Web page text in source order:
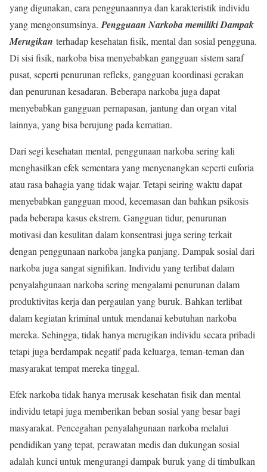
yang digunakan, cara penggunaannya dan karakteristik individu
yang mengonsumsinya. Pengguaan Narkoba memiliki Dampak
Merugikan terhadap kesehatan fisik, mental dan sosial pengguna.
Di sisi fisik, narkoba bisa menyebabkan gangguan sistem saraf
pusat, seperti penurunan refleks, gangguan koordinasi gerakan
dan penurunan kesadaran. Beberapa narkoba juga dapat
menyebabkan gangguan pernapasan, jantung dan organ vital
lainnya, yang bisa berujung pada kematian.
Dari segi kesehatan mental, penggunaan narkoba sering kali
menghasilkan efek sementara yang menyenangkan seperti euforia
atau rasa bahagia yang tidak wajar. Tetapi seiring waktu dapat
menyebabkan gangguan mood, kecemasan dan bahkan psikosis
pada beberapa kasus ekstrem. Gangguan tidur, penurunan
motivasi dan kesulitan dalam konsentrasi juga sering terkait
dengan penggunaan narkoba jangka panjang. Dampak sosial dari
narkoba juga sangat signifikan. Individu yang terlibat dalam
penyalahgunaan narkoba sering mengalami penurunan dalam
produktivitas kerja dan pergaulan yang buruk. Bahkan terlibat
dalam kegiatan kriminal untuk mendanai kebutuhan narkoba
mereka. Sehingga, tidak hanya merugikan individu secara pribadi
tetapi juga berdampak negatif pada keluarga, teman-teman dan
masyarakat tempat mereka tinggal.
Efek narkoba tidak hanya merusak kesehatan fisik dan mental
individu tetapi juga memberikan beban sosial yang besar bagi
masyarakat. Pencegahan penyalahgunaan narkoba melalui
pendidikan yang tepat, perawatan medis dan dukungan sosial
adalah kunci untuk mengurangi dampak buruk yang di timbulkan